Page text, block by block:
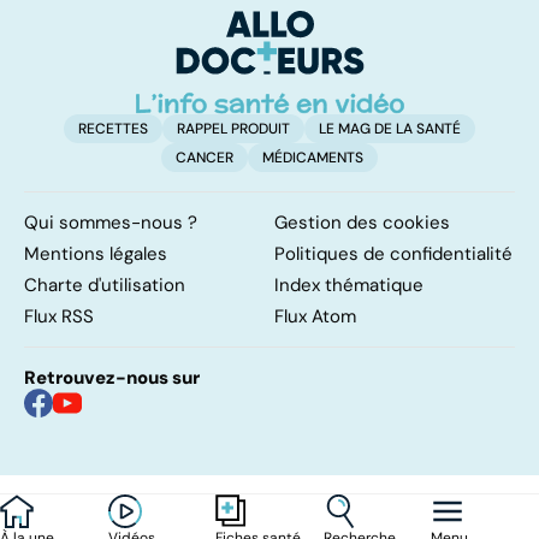
RECETTES RAPPEL PRODUIT
LE MAG DE LA SANTÉ
CANCER
MÉDICAMENTS
Qui sommes-nous ?
Gestion des cookies
Mentions légales
Politiques de confidentialité
Charte d'utilisation
Index thématique
Flux RSS
Flux Atom
Retrouvez-nous sur